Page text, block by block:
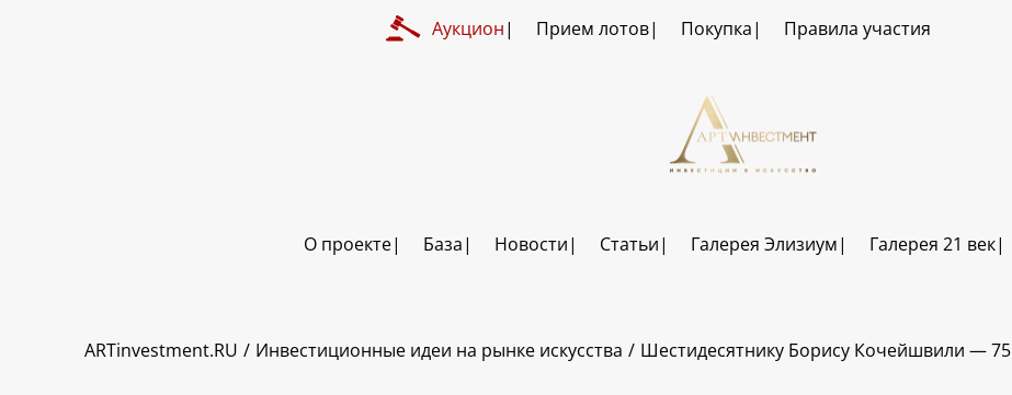
Аукцион Прием лотов Покупка Правила участия
О проекте База Новости Статьи Галерея Элизиум Галерея 21 век
ARTinvestment.RU Инвестиционные идеи на рынке искусства Шестидесятнику Борису Кочейшвили — 75